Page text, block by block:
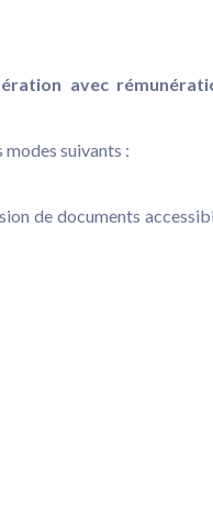
avec
modes suivants :
de documents